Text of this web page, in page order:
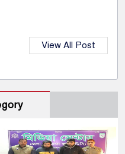
View All Post